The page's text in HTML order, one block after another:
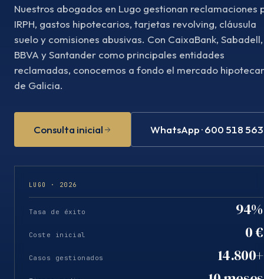
Nuestros abogados en Lugo gestionan reclamaciones
IRPH, gastos hipotecarios, tarjetas revolving, cláusula
suelo y comisiones abusivas. Con CaixaBank, Sabadell,
BBVA y Santander como principales entidades
reclamadas, conocemos a fondo el mercado
de Galicia.
Consulta inicial WhatsApp · 600 518 563
LUGO · 2026
Tasa de éxito 94%
Coste inicial 0 €
Casos gestionados 14.800+